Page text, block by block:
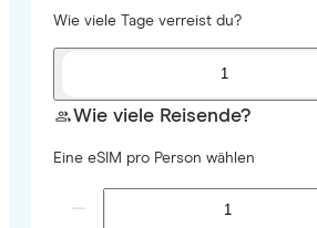
Wie viele Tage verreist du?
1
Wie viele Reisende?
Eine eSIM pro Person wählen